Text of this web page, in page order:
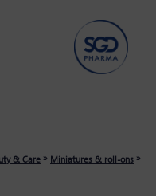
& Care » Miniatures & roll-ons »